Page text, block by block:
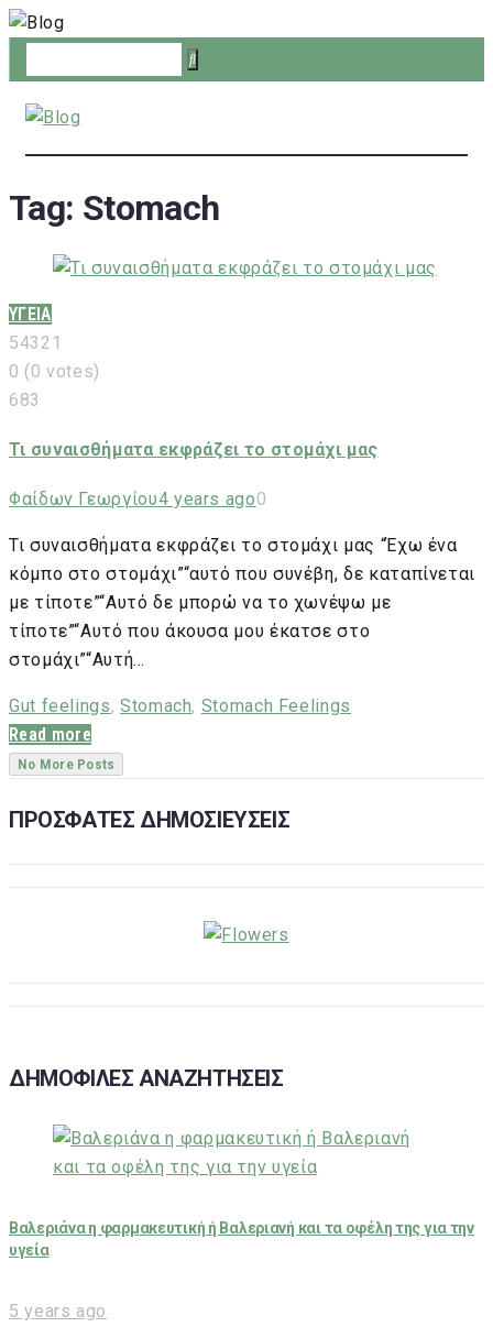
Skip
to
content
Tag: Stomach
ΥΓΕΙΑ
543 2 1
0 (0 votes)
683
Τι συναισθήματα εκφράζει το στομάχι μας
Φαίδων Γεωργίου4 years ago0
Τι συναισθήματα εκφράζει το στομάχι μας “Έχω ένα
κόμπο στο στομάχι”“αυτό που συνέβη, δε καταπίνεται
με τίποτε”“Αυτό δε μπορώ να το χωνέψω με
τίποτε”“Αυτό που άκουσα μου έκατσε στο
στομάχι”“Αυτή…
Gut feelings, Stomach, Stomach Feelings
Read more
No More Posts
ΠΡΟΣΦΑΤΕΣ ΔΗΜΟΣΙΕΥΣΕΙΣ
ΔΗΜΟΦΙΛΕΣ ΑΝΑΖΗΤΗΣΕΙΣ
Βαλεριάνα η φαρμακευτική ή Βαλεριανή και τα οφέλη της για την
υγεία
5 years ago